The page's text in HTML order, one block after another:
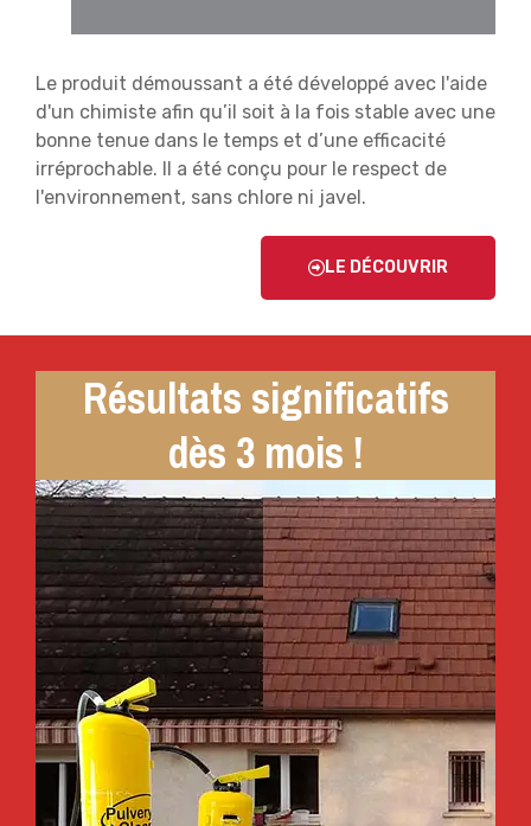
Le produit démoussant a été développé avec l'aide
d'un chimiste afin qu’il soit à la fois stable avec une
bonne tenue dans le temps et d’une efficacité
irréprochable. Il a été conçu pour le respect de
l'environnement, sans chlore ni javel.
LE DÉCOUVRIR
Résultats significatifs
dès 3 mois !